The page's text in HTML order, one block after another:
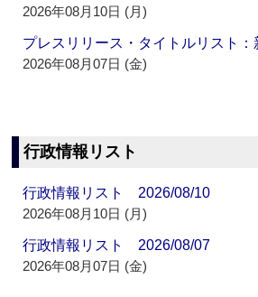
2026年08月10日 (月)
プレスリリース・タイトルリスト
2026年08月07日 (金)
行政情報リスト
行政情報リスト 2026/08/10
2026年08月10日 (月)
行政情報リスト 2026/08/07
2026年08月07日 (金)